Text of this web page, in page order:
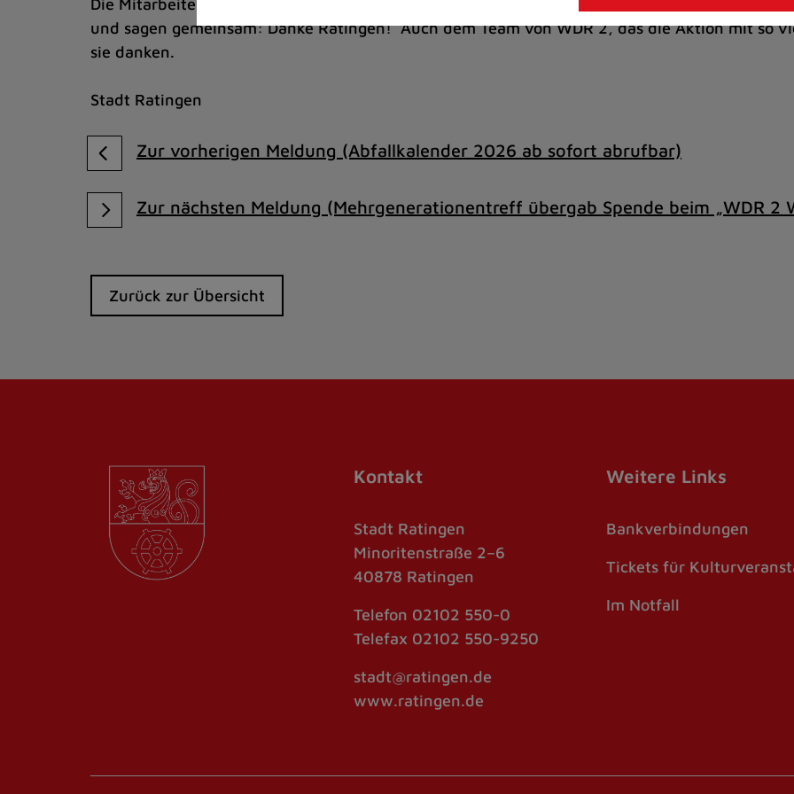
Die Mitarbeiterinnen und Mitarbeiter aller Kinder- und Jugendzentren haben sich riesig über
und sagen gemeinsam: Danke Ratingen! Auch dem Team von WDR 2, das die Aktion mit so
sie danken.
Stadt Ratingen
Zur vorherigen Meldung (Abfallkalender 2026 ab sofort abrufbar)
Zur nächsten Meldung (Mehrgenerationentreff übergab Spende beim „WDR 2
Zurück zur Übersicht
Kontakt
Stadt Ratingen
Minoritenstraße 2–6
40878 Ratingen
Telefon 02102 550-0
Telefax 02102 550-9250
stadt@ratingen.de
www.ratingen.de
Weitere Links
Bankverbindungen
Tickets für
Im Notfall